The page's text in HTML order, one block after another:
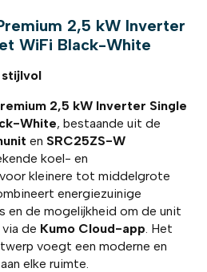
2,5 kW Inverter
WiFi Black-White
2,5 kW Inverter Single
White, bestaande uit de
en SRC25ZS-W
koel- en
kleinere tot middelgrote
energiezuinige
en de mogelijkheid om de unit
de Kumo Cloud-app. Het
voegt een moderne en
elke ruimte.